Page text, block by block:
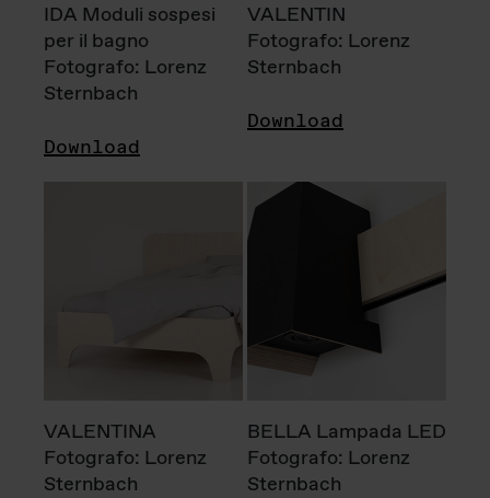
IDA Moduli sospesi
per il bagno
Fotografo: Lorenz
Sternbach
Download
VALENTIN
Fotografo: Lorenz
Sternbach
Download
VALENTINA
Fotografo: Lorenz
Sternbach
BELLA Lampada LED
Fotografo: Lorenz
Sternbach